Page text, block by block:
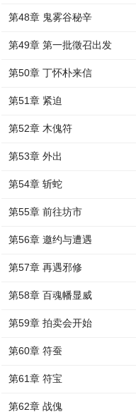
第48章 鬼雾谷秘辛
第49章 第一批徵召出发
第50章 丁怀朴来信
第51章 紧迫
第52章 木傀符
第53章 外出
第54章 斩蛇
第55章 前往坊市
第56章 邀约与遭遇
第57章 再遇邪修
第58章 百魂幡显威
第59章 拍卖会开始
第60章 符蚕
第61章 符宝
第62章 战傀